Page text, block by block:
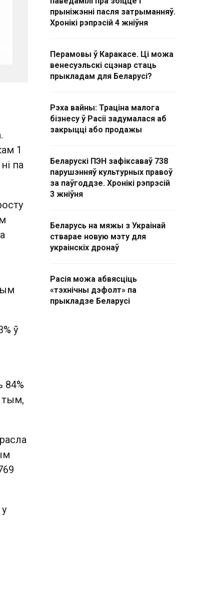
1
па
ў
84%
тым,
прыніжэнні пасля затрыманняў.
Хронікі рэпрэсій 4 жніўня
Перамовы ў Каракасе. Ці можа
венесуэльскі сцэнар стаць
прыкладам для Беларусі?
Рэха вайны: Траціна малога
бізнесу ў Расіі задумалася аб
закрыцці або продажы
Беларускі ПЭН зафіксаваў 738
парушэнняў культурных правоў
за паўгоддзе. Хронікі рэпрэсій
3 жніўня
Беларусь на мяжы з Украінай
стварае новую мэту для
украінскіх дронаў
Расія можа абвясціць
«тэхнічны дэфолт» па
прыкладзе Беларусі